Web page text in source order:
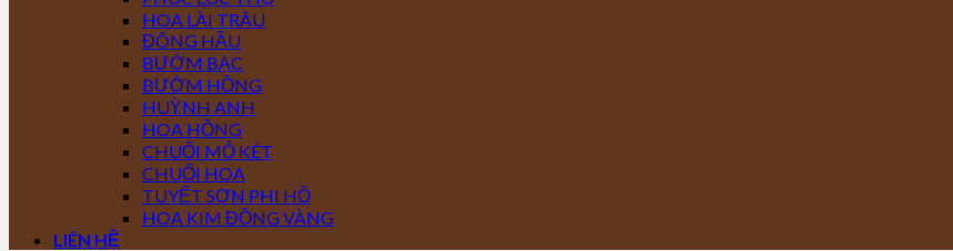
HOA LÀI TRÂU
ĐÔNG HẦU
BƯỚM BẠC
BƯỚM HỒNG
HUỲNH ANH
HOA HỒNG
CHUỐI MỎ KÉT
CHUỐI HOA
TUYẾT SƠN PHI HỒ
HOA KIM ĐỒNG VÀNG
LIÊN HỆ